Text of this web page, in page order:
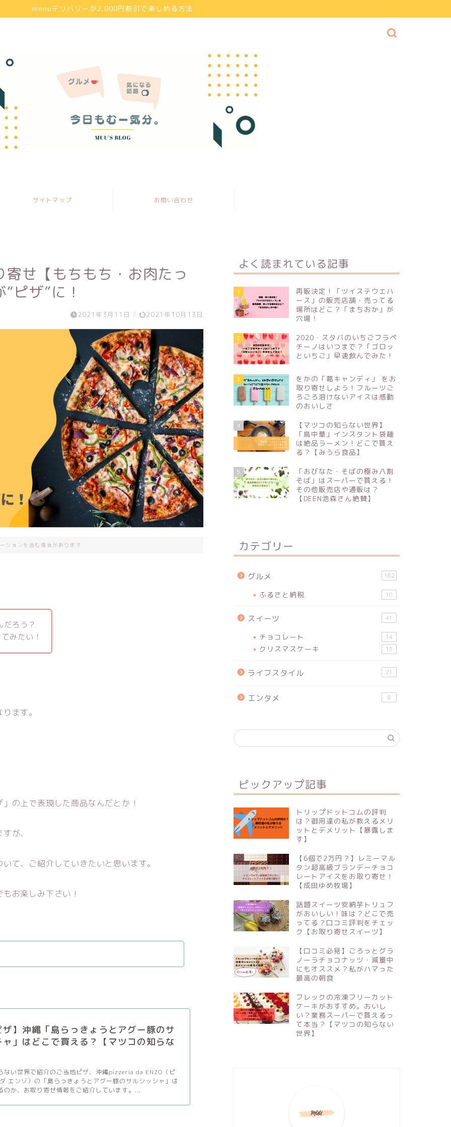
menuデリバリーが2,000円割引で楽しめる方法
サイトマップ お問い合わせ
せ【もちもち・お肉たっ
ピザ”に！
2021年3月11日 / 2021年10月13日
ションを含む場合があります
ろう？
みたい！
ます。
の上で表現した商品なんだとか！
が、
て、ご紹介していきたいと思います。
お楽しみ下さい！
】沖縄「島らっきょうとアグー豚のサ
」はどこで買える？【マツコの知らな
ない世界で紹介のご当地ピザ、沖縄pizzeria da ENZO（ピ
エンゾ）の「島らっきょうとアグー豚のサルシッシャ」は
のか、お取り寄せ情報をご紹介しています。...
よく読まれている記事
1
再販決定！「ツイステウエハ
ース」の販売店舗・売ってる
場所はどこ？「まちおか」が
穴場！
2
2020・スタバのいちごフラペ
チーノはいつまで？「ゴロッ
といちご」早速飲んでみた！
3
をかの「葛キャンディ」 をお
取り寄せしよう！フルーツご
ろごろ溶けないアイスは感動
のおいしさ
4
【マツコの知らない世界】
「鳥中華」インスタント袋麺
は絶品ラーメン！どこで買え
る？【みうら食品】
5
「おびなた・そばの極み八割
そば」はスーパーで買える！
その他販売店や通販は？
【DEEN池森さん絶賛】
カテゴリー
グルメ 162
ふるさと納税 10
スイーツ 41
チョコレート 14
クリスマスケーキ 15
ライフスタイル 21
エンタメ 8
ピックアップ記事
トリップドットコムの評判
は？御用達の私が教えるメリ
ットとデメリット【暴露しま
す】
【6個で2万円？】レミーマル
タン超高級ブランデーチョコ
レートアイスをお取り寄せ！
【成田ゆめ牧場】
話題スイーツ安納芋トリュフ
がおいしい！味は？どこで売
ってる？口コミ評判をチェッ
ク【お取り寄せスイーツ】
【口コミ必見】ごろっとグラ
ノーラチョコナッツ・減量中
にもオススメ？私がハマった
最高の朝食
フレックの冷凍フリーカット
ケーキがおすすめ。おいし
い？業務スーパーで買えるっ
て本当？【マツコの知らない
世界】